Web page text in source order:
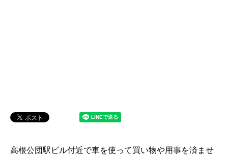
高根公団駅ビル付近で車を使って買い物や用事を済ませ